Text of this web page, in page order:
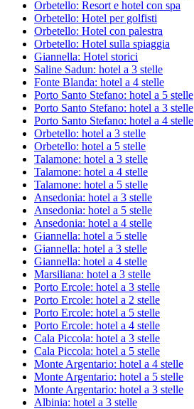
Orbetello: Resort e hotel con spa
Orbetello: Hotel per golfisti
Orbetello: Hotel con palestra
Orbetello: Hotel sulla spiaggia
Giannella: Hotel storici
Saline Sadun: hotel a 3 stelle
Fonte Blanda: hotel a 4 stelle
Porto Santo Stefano: hotel a 5 stelle
Porto Santo Stefano: hotel a 3 stelle
Porto Santo Stefano: hotel a 4 stelle
Orbetello: hotel a 3 stelle
Orbetello: hotel a 5 stelle
Talamone: hotel a 3 stelle
Talamone: hotel a 4 stelle
Talamone: hotel a 5 stelle
Ansedonia: hotel a 3 stelle
Ansedonia: hotel a 5 stelle
Ansedonia: hotel a 4 stelle
Giannella: hotel a 5 stelle
Giannella: hotel a 3 stelle
Giannella: hotel a 4 stelle
Marsiliana: hotel a 3 stelle
Porto Ercole: hotel a 3 stelle
Porto Ercole: hotel a 2 stelle
Porto Ercole: hotel a 5 stelle
Porto Ercole: hotel a 4 stelle
Cala Piccola: hotel a 3 stelle
Cala Piccola: hotel a 5 stelle
Monte Argentario: hotel a 4 stelle
Monte Argentario: hotel a 5 stelle
Monte Argentario: hotel a 3 stelle
Albinia: hotel a 3 stelle